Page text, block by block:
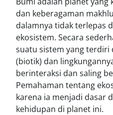
dan keberagaman
dalamnya tidak terlepas
ekosistem. Secara
suatu sistem yang terdiri
(biotik) dan
berinteraksi dan saling
Pemahaman tentang
karena ia menjadi dasar
kehidupan di planet ini.